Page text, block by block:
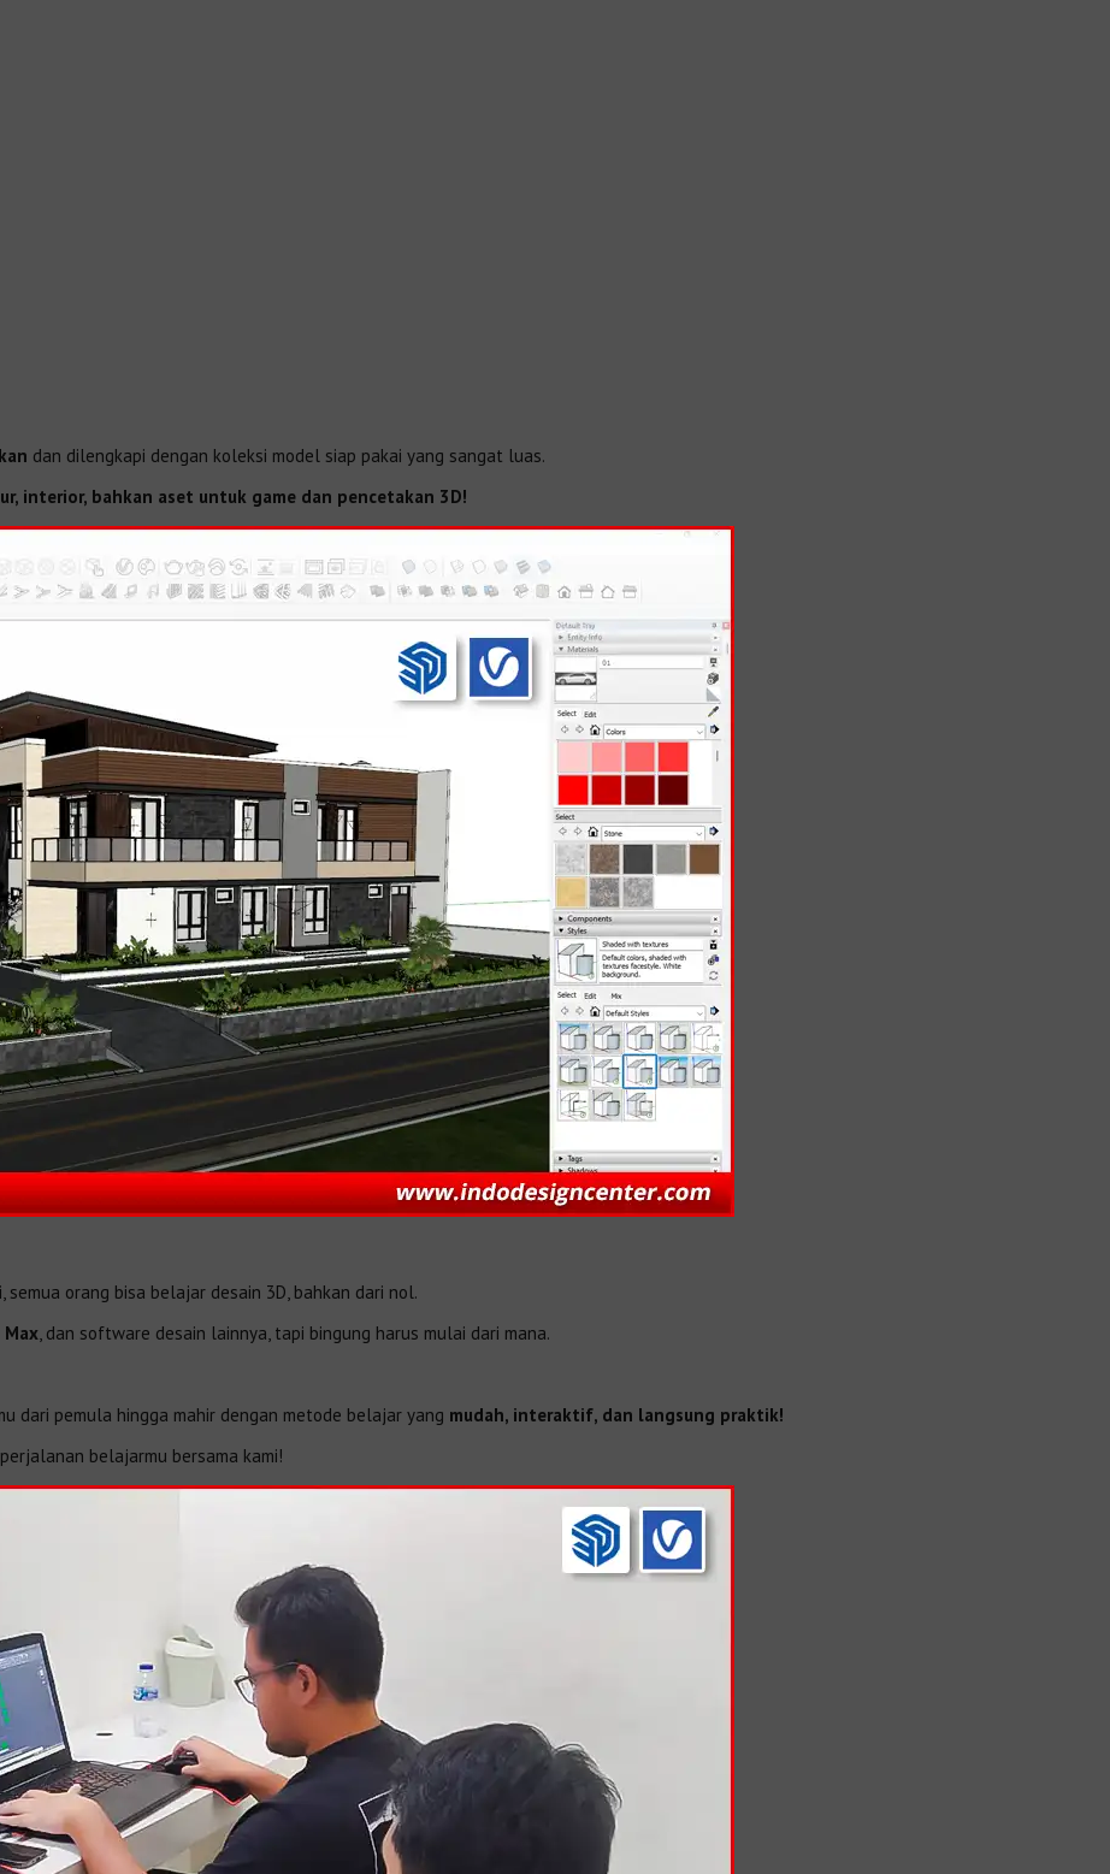
dan dilengkapi dengan koleksi model siap pakai yang sangat luas.
interior, bahkan aset untuk game dan pencetakan 3D!
semua orang bisa belajar desain 3D, bahkan dari nol.
Max , dan software desain lainnya, tapi bingung harus mulai dari mana.
dari pemula hingga mahir dengan metode belajar yang mudah, interaktif, dan langsung praktik!
belajarmu bersama kami!